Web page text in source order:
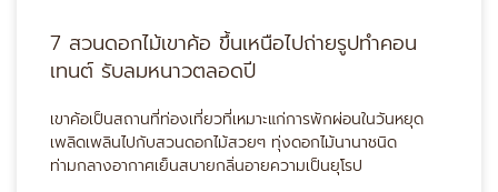
7 สวนดอกไม้เขาค้อ ขึ้นเหนือไปถ่ายรูปทำคอน
เทนต์ รับลมหนาวตลอดปี
เขาค้อเป็นสถานที่ท่องเที่ยวที่เหมาะแก่การพักผ่อนในวันหยุด
เพลิดเพลินไปกับสวนดอกไม้สวยๆ ทุ่งดอกไม้นานาชนิด
ท่ามกลางอากาศเย็นสบายกลิ่นอายความเป็นยุโรป